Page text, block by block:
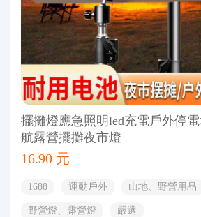
擺攤燈應急照明led充電戶外停
航露營擺攤夜市燈
16.90 元
1688 運動戶外 山地、野營用品
野營燈、露營燈
嚴選